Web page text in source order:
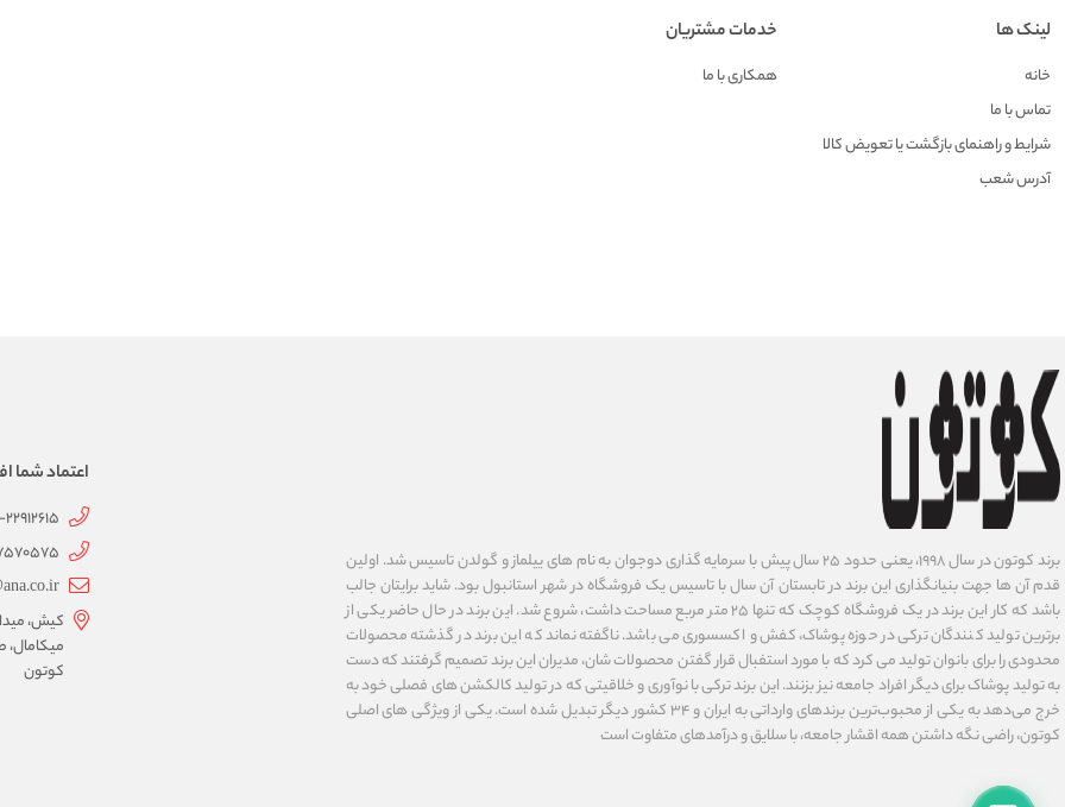
لینک ها
خانه
تماس با ما
شرایط و راهنمای بازگشت یا تعویض کالا
آدرس شعب
خدمات مشتریان
همکاری با ما
برند کوتون در سال ۱۹۹۸، یعنی حدود ۲۵ سال پیش با سرمایه گذاری دوجوان به نام های ییلماز و گولدن تاسیس شد. اولین
قدم آن ها جهت بنیانگذاری این برند در تابستان آن سال با تاسیس یک فروشگاه در شهر استانبول بود. شاید برایتان جالب
باشد که کار این برند در یک فروشگاه کوچک که تنها ۲۵ متر مربع مساحت داشت، شروع شد. این برند در حال حاضر یکی از
برترین تولید کنندگان ترکی در حوزه پوشاک، کفش و اکسسوری می باشد. ناگفته نماند که این برند در گذشته محصولات
محدودی را برای بانوان تولید می کرد که با مورد استفبال قرار گفتن محصولات شان، مدیران این برند تصمیم گرفتند که دست
به تولید پوشاک برای دیگر افراد جامعه نیز بزنند. این برند ترکی با نوآوری ‌و خلاقیتی که در تولید کالکشن های فصلی خود به
خرج می‌دهد به یکی از محبوب‌ترین برندهای وارداتی به ایران و ۳۴ کشور دیگر تبدیل شده‌ است. یکی از ویژگی های اصلی
کوتون، راضی نگه داشتن همه اقشار جامعه، با سلایق و درآمدهای متفاوت است
اعتماد شما
22912615
کیش،
کوتون